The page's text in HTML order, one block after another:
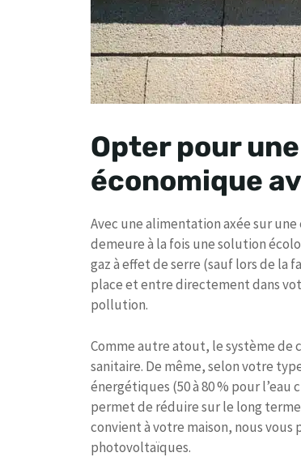
Opter pour
économique
Avec une alimentation axée sur
demeure à la fois une solution
gaz à effet de serre (sauf lors de la
place et entre directement dans
pollution.
Comme autre atout, le système de
sanitaire. De même, selon votre
énergétiques (50 à 80 % pour
permet de réduire sur le long
convient à votre maison, nous
photovoltaïques.